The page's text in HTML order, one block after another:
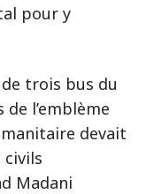
pour y
trois bus du
l’emblème
devait
civils
Madani